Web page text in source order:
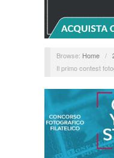
Browse: Home /
Il primo contest